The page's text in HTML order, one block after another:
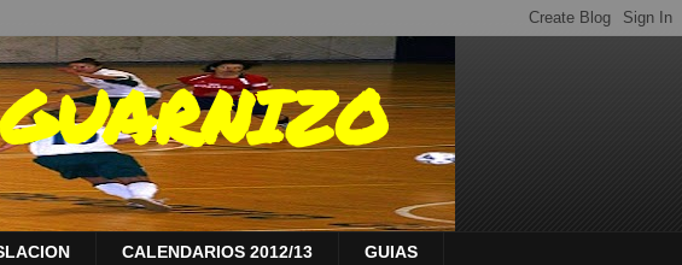
CALENDARIOS 2012/13 GUIAS